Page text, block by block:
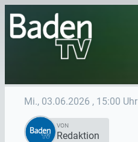
Mi., 03.06.2026 , 15:00 Uhr
VON
Redaktion